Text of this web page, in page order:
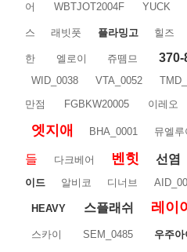
어
WBTJOT2004F YUCK
스 래빗풋 플라밍고 힐즈
한 엘로이 쥬뗌므 370-
WID_0038
VTA_0052
만점
FGBKW20005 이레오
엣지애 BHA_0001 뮤엘루
들 다크베어 벤힛 선염
이드
알비코 디너브
HEAVY 스플래쉬 레이
스카이 SEM_0485 우주아